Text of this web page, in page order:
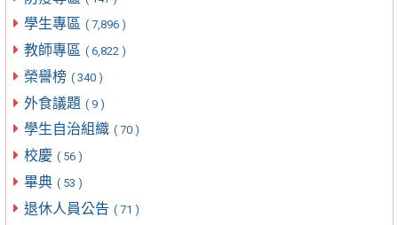
學生專區 ( 7,896 )
教師專區 ( 6,822 )
榮譽榜 ( 340 )
外食議題 ( 9 )
學生自治組織 ( 70 )
校慶 ( 56 )
畢典 ( 53 )
退休人員公告 ( 71 )